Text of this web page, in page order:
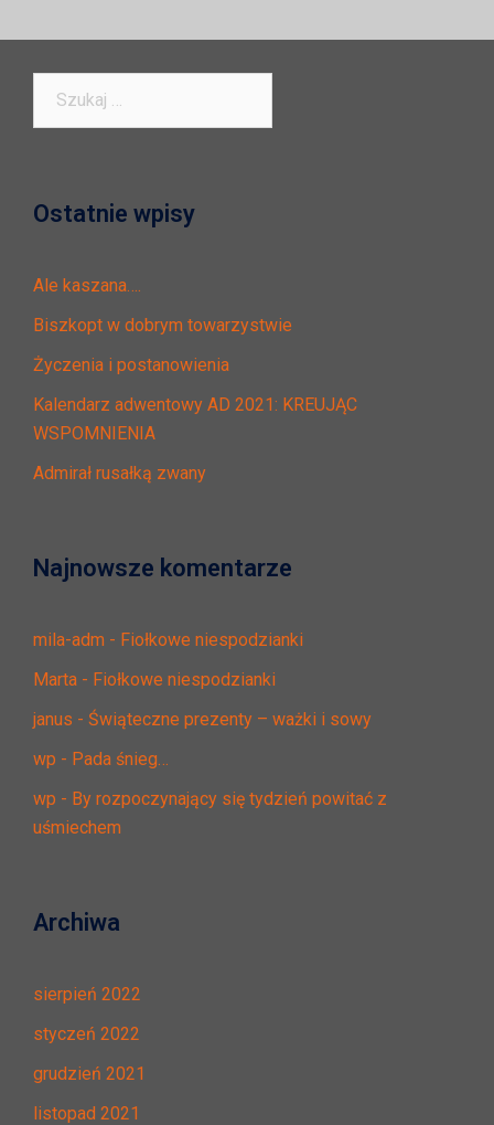
Ostatnie wpisy
Ale kaszana….
Biszkopt w dobrym towarzystwie
Życzenia i postanowienia
Kalendarz adwentowy AD 2021: KREUJĄC
WSPOMNIENIA
Admirał rusałką zwany
Najnowsze komentarze
mila-adm - Fiołkowe niespodzianki
Marta - Fiołkowe niespodzianki
janus - Świąteczne prezenty – ważki i sowy
wp - Pada śnieg…
wp - By rozpoczynający się tydzień powitać z
uśmiechem
Archiwa
sierpień 2022
styczeń 2022
grudzień 2021
listopad 2021